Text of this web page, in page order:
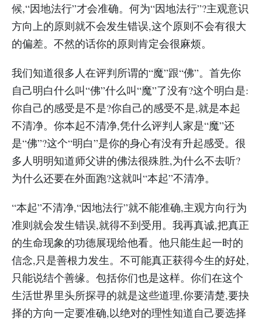
候,“因地法行”才会准确。何为“因地法行”?主观意识
方向上的原则就不会发生错误,这个原则不会有很大
的偏差。不然的话你的原则肯定会很麻烦。
我们知道很多人在评判所谓的“魔”跟“佛”。首先你
自己明白什么叫“佛”什么叫“魔”了没有?这个明白是:
你自己的感受是不是?你自己的感受不是,就是本起
不清净。你本起不清净,凭什么评判人家是“魔”还
是“佛”?这个“明白”是你的身心有没有升起感受。很
多人明明知道师父讲的佛法很殊胜,为什么不去听?
为什么还要在外面跑?这就叫“本起”不清净。
“本起”不清净,“因地法行”就不能准确,主观方向行为
准则就会发生错误,就得不到受用。我再真诚,把真正
的生命现象的功德展现给他看。他只能生起一时的
信念,只是善根力发生。不可能真正获得今生的好处,
只能说结个善缘。包括你们也是这样。你们在这个
生活世界里头所探寻的就是这些道理,你要清楚,要抉
择的方向一定要准确,以绝对的理性知道自己要选择